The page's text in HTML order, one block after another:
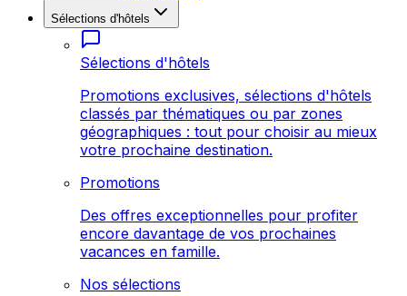
Sélections d'hôtels
Sélections d'hôtels
Promotions exclusives, sélections d'hôtels
classés par thématiques ou par zones
géographiques : tout pour choisir au mieux
votre prochaine destination.
Promotions
Des offres exceptionnelles pour profiter
encore davantage de vos prochaines
vacances en famille.
Nos sélections